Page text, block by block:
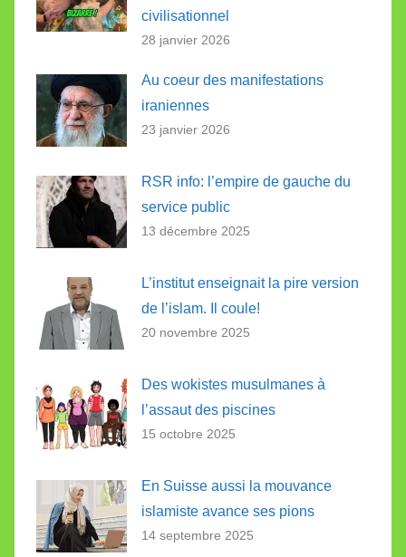
civilisationnel
28 janvier 2026
Au coeur des manifestations
iraniennes
23 janvier 2026
RSR info: l’empire de gauche du
service public
13 décembre 2025
L’institut enseignait la pire version
de l’islam. Il coule!
20 novembre 2025
Des wokistes musulmanes à
l’assaut des piscines
15 octobre 2025
En Suisse aussi la mouvance
islamiste avance ses pions
14 septembre 2025